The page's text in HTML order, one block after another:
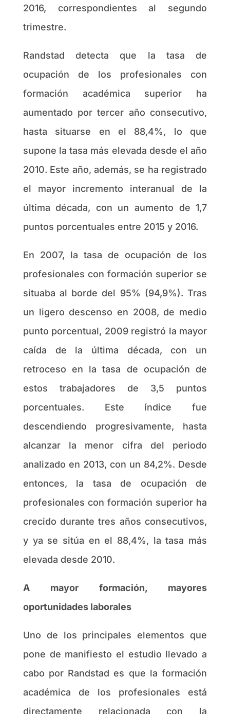
2016, correspondientes al segundo
trimestre.
Randstad detecta que la tasa de
ocupación de los profesionales con
formación académica superior ha
aumentado por tercer año consecutivo,
hasta situarse en el 88,4%, lo que
supone la tasa más elevada desde el año
2010. Este año, además, se ha registrado
el mayor incremento interanual de la
última década, con un aumento de 1,7
puntos porcentuales entre 2015 y 2016.
En 2007, la tasa de ocupación de los
profesionales con formación superior se
situaba al borde del 95% (94,9%). Tras
un ligero descenso en 2008, de medio
punto porcentual, 2009 registró la mayor
caída de la última década, con un
retroceso en la tasa de ocupación de
estos trabajadores de 3,5 puntos
porcentuales. Este índice fue
descendiendo progresivamente, hasta
alcanzar la menor cifra del periodo
analizado en 2013, con un 84,2%. Desde
entonces, la tasa de ocupación de
profesionales con formación superior ha
crecido durante tres años consecutivos,
y ya se sitúa en el 88,4%, la tasa más
elevada desde 2010.
A mayor formación, mayores
oportunidades laborales
Uno de los principales elementos que
pone de manifiesto el estudio llevado a
cabo por Randstad es que la formación
académica de los profesionales está
directamente relacionada con la